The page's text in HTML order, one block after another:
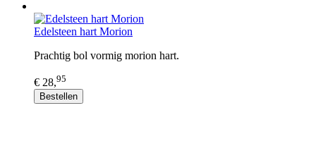
Edelsteen hart Morion
Prachtig bol vormig morion hart.
€ 28,95
Bestellen